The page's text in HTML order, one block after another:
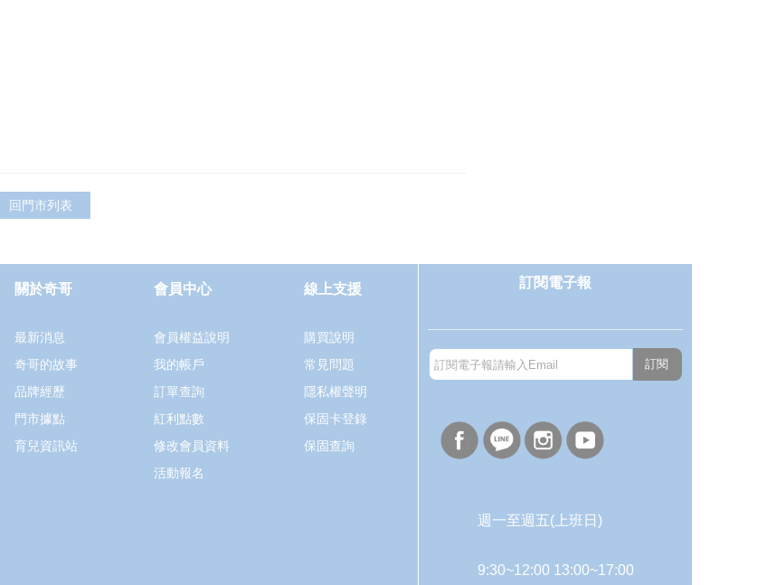
回門市列表
關於奇哥
最新消息
奇哥的故事
品牌經歷
門市據點
育兒資訊站
會員中心
會員權益說明
我的帳戶
訂單查詢
紅利點數
修改會員資料
活動報名
線上支援
購買說明
常見問題
隱私權聲明
保固卡登錄
保固查詢
訂閱電子報
訂閱
週一至週五(上班日)
9:30~12:00 13:00~17:00